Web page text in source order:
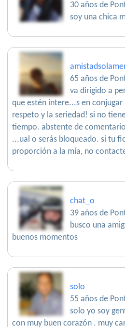
30 años de
soy una chica
65 años de
va dirigido a
que estén intere...s en
respeto y la seriedad! si no
tiempo. abstente de
...ual o serás bloqueado. si tu
proporción a la mía, no
chat_o
39 años de
busco una
buenos momentos
solo
55 años de
solo yo soy
con muy buen corazón . muy